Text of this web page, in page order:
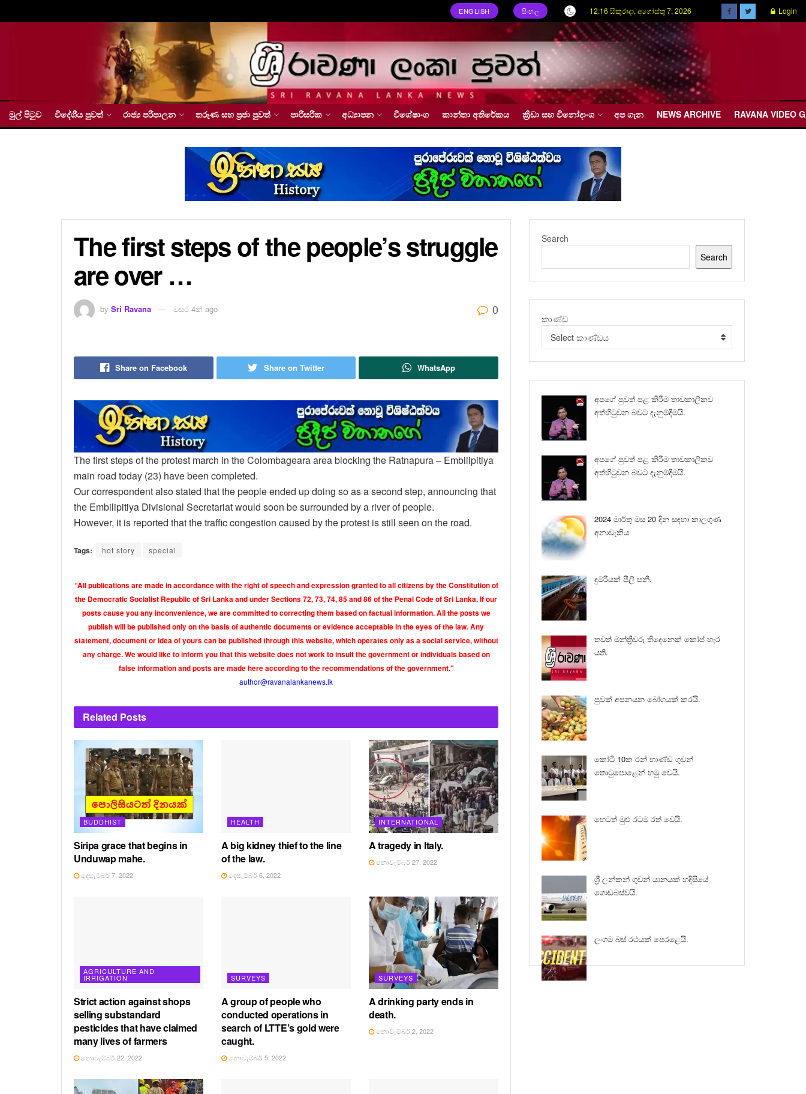
ENGLISH සිංහල 12:16 සිකුරාදා, අගෝස්තු 7, 2026 Login
මුල් පිටුව විදේශීය පුවත් රාජ්‍ය පරිපාලන තරුණ සහ ප්‍රජා පුවත් පාරිසරික අධ්‍යාපන විශේෂාංග කාන්තා අතිරේකය ක්‍රීඩා සහ විනෝදාංශ අප ගැන NEWS ARCHIVE RAVANA VIDEO
The first steps of the people’s struggle
are over …
by Sri Ravana වසර 4ක් ago 0
Share on Facebook Share on Twitter WhatsApp
The first steps of the protest march in the Colombageara area blocking the Ratnapura – Embilipitiya
main road today (23) have been completed.
Our correspondent also stated that the people ended up doing so as a second step, announcing that
the Embilipitiya Divisional Secretariat would soon be surrounded by a river of people.
However, it is reported that the traffic congestion caused by the protest is still seen on the road.
Tags: hot story special
“All publications are made in accordance with the right of speech and expression granted to all citizens by the Constitution of
the Democratic Socialist Republic of Sri Lanka and under Sections 72, 73, 74, 85 and 86 of the Penal Code of Sri Lanka. If our
posts cause you any inconvenience, we are committed to correcting them based on factual information. All the posts we
publish will be published only on the basis of authentic documents or evidence acceptable in the eyes of the law. Any
statement, document or idea of yours can be published through this website, which operates only as a social service, without
any charge. We would like to inform you that this website does not work to insult the government or individuals based on
false information and posts are made here according to the recommendations of the government."
author@ravanalankanews.lk
Related Posts
BUDDHIST
Siripa grace that begins in
Unduwap mahe.
දෙසැම්බර් 7, 2022
HEALTH
A big kidney thief to the line
of the law.
දෙසැම්බර් 6, 2022
INTERNATIONAL
A tragedy in Italy.
නොවැම්බර් 27, 2022
AGRICULTURE AND
IRRIGATION
Strict action against shops
selling substandard
pesticides that have claimed
many lives of farmers
නොවැම්බර් 22, 2022
SURVEYS
A group of people who
conducted operations in
search of LTTE’s gold were
caught.
නොවැම්බර් 5, 2022
SURVEYS
A drinking party ends in
death.
නොවැම්බර් 2, 2022
Search
Search
කාණ්ඩ
Select කාණ්ඩය
අපගේ පුවත් පළ කිරීම තාවකාලිකව
අත්හිටුවන බවට දැනුම්දීමයි.
අපගේ පුවත් පළ කිරීම තාවකාලිකව
අත්හිටුවන බවට දැනුම්දීමයි.
2024 මාර්තු මස 20 දින සඳහා කාලගුණ
අනාවැකිය
දුම්රියක් පීලි පනී.
තවත් මන්ත්‍රීවරු තිදෙනෙක් කෝප් හැර
යති.
පුවක් අපනයන බෝගයක් කරයි.
කෝටි 10ක රන් භාණ්ඩ ගුවන්
තොටුපොළෙන් හමු වෙයි.
හෙටත් මුළු රටම රත් වෙයි.
ශ්‍රී ලන්කන් ගුවන් යානයක් හදිසියේ
ගොඩබස්වයි.
ලංගම බස් රථයක් පෙරළෙයි.